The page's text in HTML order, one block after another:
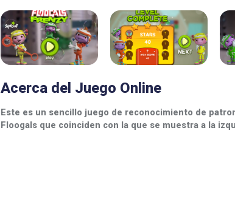
Acerca del Juego Online
Este es un sencillo juego de reconocimiento de
Floogals que coinciden con la que se muestra a la